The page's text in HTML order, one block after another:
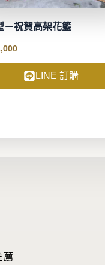
－祝賀高架花籃
LINE 訂購
薦